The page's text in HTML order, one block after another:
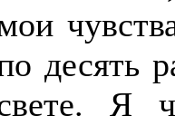
десять
Я